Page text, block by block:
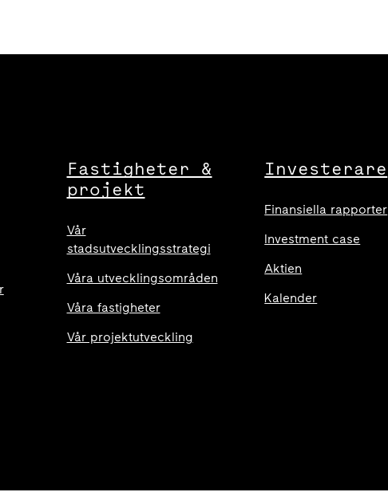
Fastigheter &
projekt
Vår
stadsutvecklingsstrategi
Våra utvecklingsområden
Våra fastigheter
Vår projektutveckling
Investerare
Finansiella rapporter
Investment case
Aktien
Kalender